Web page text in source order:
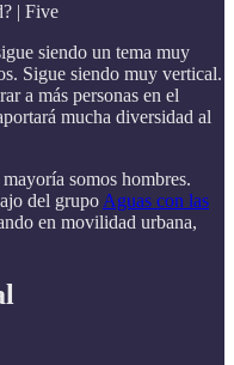
| Five
siendo un tema muy
Sigue siendo muy vertical.
a más personas en el
mucha diversidad al
somos hombres.
del grupo Aguas con las
en movilidad urbana,